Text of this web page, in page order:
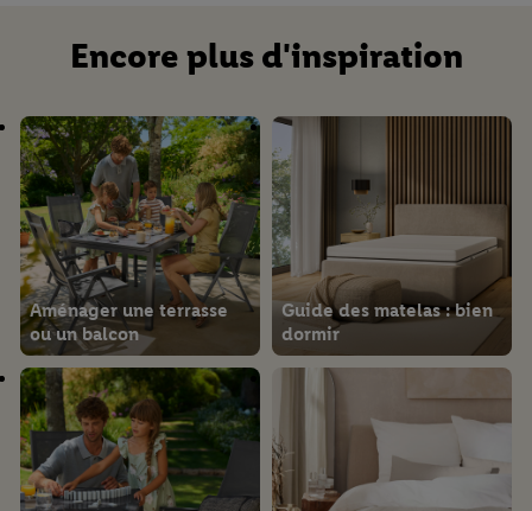
Encore plus d'inspiration
Aménager une terrasse
ou un balcon
Guide des matelas : bien
dormir